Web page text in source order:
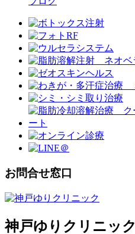
お問合せ窓口
神戸ゆりクリニック